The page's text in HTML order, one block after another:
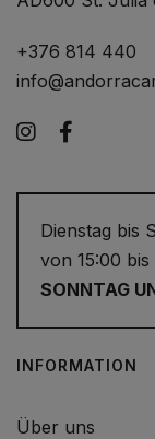
+376 814 440
Instagram
Dienstag bis
von 15:00
SONNTAG
INFORMATION
Über uns